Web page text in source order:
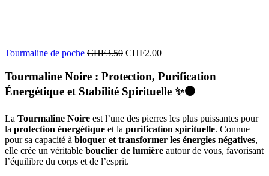
Tourmaline de poche CHF3.50 CHF2.00
Tourmaline Noire : Protection, Purification
Énergétique et Stabilité Spirituelle ✨⚫
La Tourmaline Noire est l’une des pierres les plus puissantes pour
la protection énergétique et la purification spirituelle. Connue
pour sa capacité à bloquer et transformer les énergies négatives,
elle crée un véritable bouclier de lumière autour de vous, favorisant
l’équilibre du corps et de l’esprit.